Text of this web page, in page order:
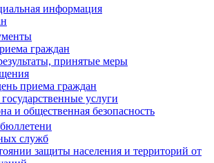
информация
граждан
принятые меры
приема граждан
услуги
и общественная безопасность
служб
защиты населения и территорий от